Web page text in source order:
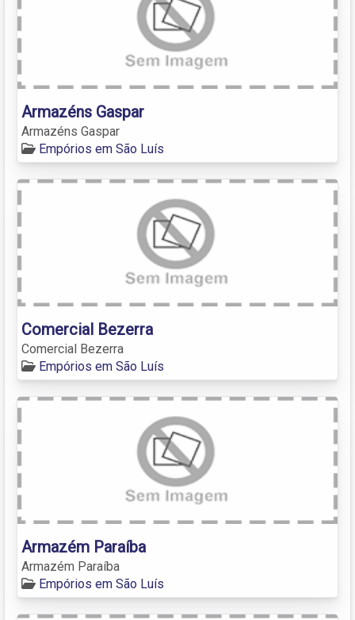
Armazéns Gaspar
Armazéns Gaspar
Empórios em São Luís
Comercial Bezerra
Comercial Bezerra
Empórios em São Luís
Armazém Paraíba
Armazém Paraíba
Empórios em São Luís